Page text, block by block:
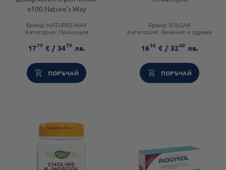
х100 Nature's Way
Бранд: NATURES WAY
Категория: Промоции
1779 € / 3479 лв.
ПОРЪЧАЙ
Бранд: SOLGAR
Категория: Лечение и здраве
1636 € / 3200 лв.
ПОРЪЧАЙ